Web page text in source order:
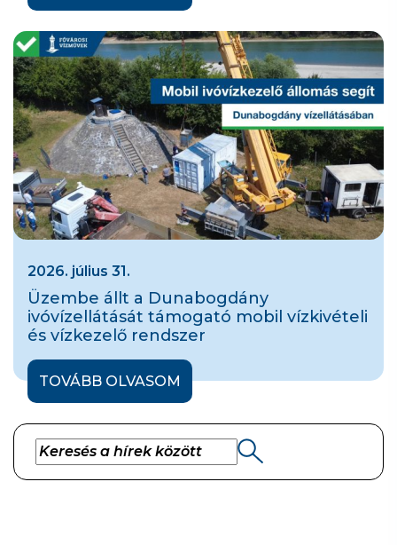
2026. július 31.
Üzembe állt a Dunabogdány
ivóvízellátását támogató mobil vízkivételi
és vízkezelő rendszer
TOVÁBB OLVASOM